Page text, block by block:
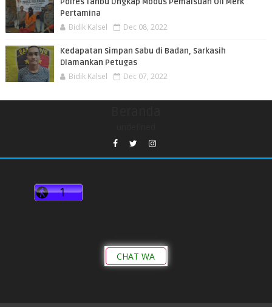
Pertamina
Bidik Kalsel Dec 08, 2022
Kedapatan Simpan Sabu di Badan, Sarkasih
Diamankan Petugas
Bidik Kalsel Dec 07, 2022
CHAT WA